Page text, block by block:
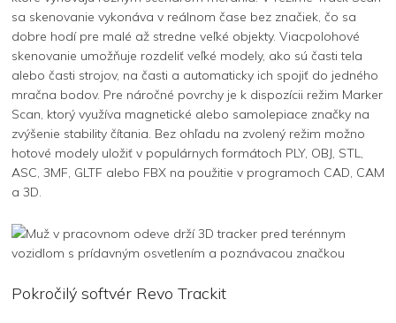
sa skenovanie vykonáva v reálnom čase bez značiek, čo sa
dobre hodí pre malé až stredne veľké objekty. Viacpolohové
skenovanie umožňuje rozdeliť veľké modely, ako sú časti tela
alebo časti strojov, na časti a automaticky ich spojiť do jedného
mračna bodov. Pre náročné povrchy je k dispozícii režim Marker
Scan, ktorý využíva magnetické alebo samolepiace značky na
zvýšenie stability čítania. Bez ohľadu na zvolený režim možno
hotové modely uložiť v populárnych formátoch PLY, OBJ, STL,
ASC, 3MF, GLTF alebo FBX na použitie v programoch CAD, CAM
a 3D.
Pokročilý softvér Revo Trackit